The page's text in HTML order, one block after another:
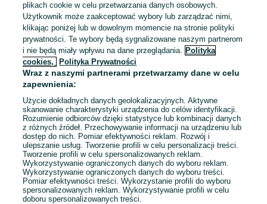
Nożyce do drutu 14" 350 mm -
Gorlice komismadej.pl
59 zł
65,36 zł z Pakietem
Ochronnym
Gorlice
31 lipca 2026
1 2 3 ... 13
plikach cookie w celu przetwarzania danych osobowych.
Użytkownik może zaakceptować wybory lub zarządzać nimi,
klikając poniżej lub w dowolnym momencie na stronie polityki
prywatności. Te wybory będą sygnalizowane naszym partnerom
i nie będą miały wpływu na dane przeglądania. Polityka
cookies,
Polityka Prywatności
Wraz z naszymi partnerami przetwarzamy dane w celu
zapewnienia:
Użycie dokładnych danych geolokalizacyjnych. Aktywne
skanowanie charakterystyki urządzenia do celów identyfikacji.
Rozumienie odbiorców dzięki statystyce lub kombinacji danych
z różnych źródeł. Przechowywanie informacji na urządzeniu lub
dostęp do nich. Pomiar efektywności reklam. Rozwój i
ulepszanie usług. Tworzenie profili w celu personalizacji treści.
Tworzenie profili w celu spersonalizowanych reklam.
Wykorzystywanie ograniczonych danych do wyboru reklam.
Wykorzystywanie ograniczonych danych do wyboru treści.
Pomiar efektywności treści. Wykorzystanie profili do wyboru
spersonalizowanych reklam. Wykorzystywanie profili w celu
doboru spersonalizowanych treści.